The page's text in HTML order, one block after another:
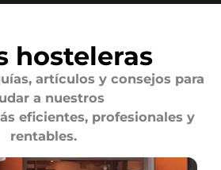
hosteleras
artículos y consejos para
a nuestros
eficientes, profesionales y
rentables.